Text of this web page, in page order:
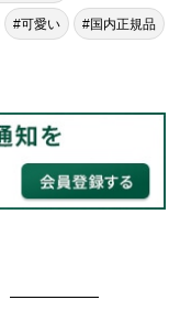
#可愛い #国内正規品